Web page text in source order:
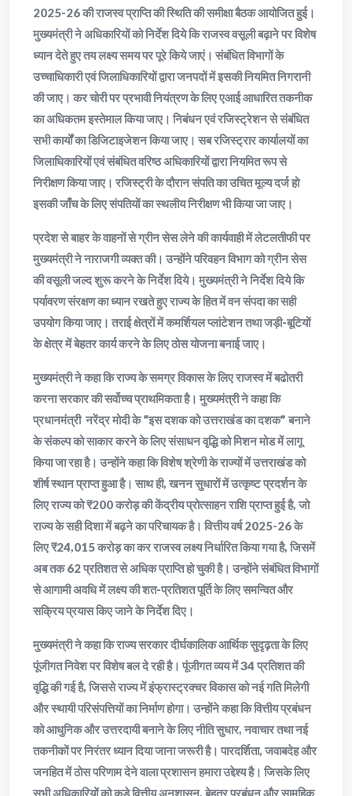
2025-26 की राजस्व प्राप्ति की स्थिति की समीक्षा बैठक आयोजित हुई।
मुख्यमंत्री ने अधिकारियों को निर्देश दिये कि राजस्व वसूली बढ़ाने पर विशेष
ध्यान देते हुए तय लक्ष्य समय पर पूरे किये जाएं। संबंधित विभागों के
उच्चाधिकारी एवं जिलाधिकारियों द्वारा जनपदों में इसकी नियमित निगरानी
की जाए। कर चोरी पर प्रभावी नियंत्रण के लिए एआई आधारित तकनीक
का अधिकतम इस्तेमाल किया जाए। निबंधन एवं रजिस्ट्रेशन से संबंधित
सभी कार्यों का डिजिटाइजेशन किया जाए। सब रजिस्ट्रार कार्यालयों का
जिलाधिकारियों एवं संबंधित वरिष्ठ अधिकारियों द्वारा नियमित रूप से
निरीक्षण किया जाए। रजिस्ट्री के दौरान संपति का उचित मूल्य दर्ज हो
इसकी जाँच के लिए संपतियों का स्थलीय निरीक्षण भी किया जा जाए।
प्रदेश से बाहर के वाहनों से ग्रीन सेस लेने की कार्यवाही में लेटलतीफी पर
मुख्यमंत्री ने नाराजगी व्यक्त की। उन्होंने परिवहन विभाग को ग्रीन सेस
की वसूली जल्द शुरू करने के निर्देश दिये। मुख्यमंत्री ने निर्देश दिये कि
पर्यावरण संरक्षण का ध्यान रखते हुए राज्य के हित में वन संपदा का सही
उपयोग किया जाए। तराई क्षेत्रों में कमर्शियल प्लांटेशन तथा जड़ी-बूटियों
के क्षेत्र में बेहतर कार्य करने के लिए ठोस योजना बनाई जाए।
मुख्यमंत्री ने कहा कि राज्य के समग्र विकास के लिए राजस्व में बढोतरी
करना सरकार की सर्वोच्च प्राथमिकता है। मुख्यमंत्री ने कहा कि
प्रधानमंत्री नरेंद्र मोदी के “इस दशक को उत्तराखंड का दशक” बनाने
के संकल्प को साकार करने के लिए संसाधन वृद्धि को मिशन मोड में लागू
किया जा रहा है। उन्होंने कहा कि विशेष श्रेणी के राज्यों में उत्तराखंड को
शीर्ष स्थान प्राप्त हुआ है। साथ ही, खनन सुधारों में उत्कृष्ट प्रदर्शन के
लिए राज्य को ₹200 करोड़ की केंद्रीय प्रोत्साहन राशि प्राप्त हुई है, जो
राज्य के सही दिशा में बढ़ने का परिचायक है। वित्तीय वर्ष 2025-26 के
लिए ₹24,015 करोड़ का कर राजस्व लक्ष्य निर्धारित किया गया है, जिसमें
अब तक 62 प्रतिशत से अधिक प्राप्ति हो चुकी है। उन्होंने संबंधित विभागों
से आगामी अवधि में लक्ष्य की शत-प्रतिशत पूर्ति के लिए समन्वित और
सक्रिय प्रयास किए जाने के निर्देश दिए।
मुख्यमंत्री ने कहा कि राज्य सरकार दीर्घकालिक आर्थिक सुदृढ़ता के लिए
पूंजीगत निवेश पर विशेष बल दे रही है। पूंजीगत व्यय में 34 प्रतिशत की
वृद्धि की गई है, जिससे राज्य में इंफ्रास्ट्रक्चर विकास को नई गति मिलेगी
और स्थायी परिसंपत्तियों का निर्माण होगा। उन्होंने कहा कि वित्तीय प्रबंधन
को आधुनिक और उत्तरदायी बनाने के लिए नीति सुधार, नवाचार तथा नई
तकनीकों पर निरंतर ध्यान दिया जाना जरूरी है। पारदर्शिता, जवाबदेह और
जनहित में ठोस परिणाम देने वाला प्रशासन हमारा उद्देश्य है। जिसके लिए